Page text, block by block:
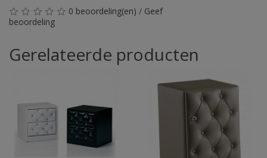
0 beoordeling(en) / Geef
beoordeling
Gerelateerde producten